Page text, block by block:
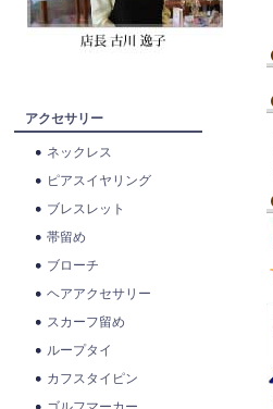
アクセサリー
ネックレス
ピアスイヤリング
ブレスレット
帯留め
ブローチ
ヘアアクセサリー
スカーフ留め
ループタイ
カフスタイピン